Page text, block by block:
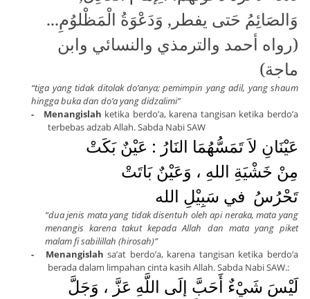
وَالصَائِمُ حَتى يفطر, وَدَعْوَةُ الْمَظْلوُمِ...
(رواه أحمد والترمذي والنسائي وابن
ماجة)
“tiga yang tidak ditolak do’anya; pemimpin yang adil, yang shaum
hingga buka dan do’a yang didzalimi”
- Menangislah ketika berdo’a, karena tangisan ketika berdo’a
terbebas adzab Allah. Sabda Nabi SAW
عَيْنَانِ لاَ تَمَسُّهُمَا النَارُ : عَيْنٌ بَكَتْ
مِنْ خَشْيَةِ اللهِ ، وَعَيْنٌ بَاتَتْ
تَحْرُسُ في سَبِيْلِ الله
“dua jenis mata yang tidak disentuh oleh api neraka, mata yang
menangis karena takut kepada Allah dan mata yang piket
malam fi sabilillah (hirosah)”
- Menangislah sa’at berdo’a, karena tangisan ketika berdo’a
berada dalam limpahan cinta kasih Allah. Sabda Nabi SAW.:
لَيْسَ شَيْءٌ أَحَبَّ إلَى اللَّهِ عَزَّ ، وَجَلَّ